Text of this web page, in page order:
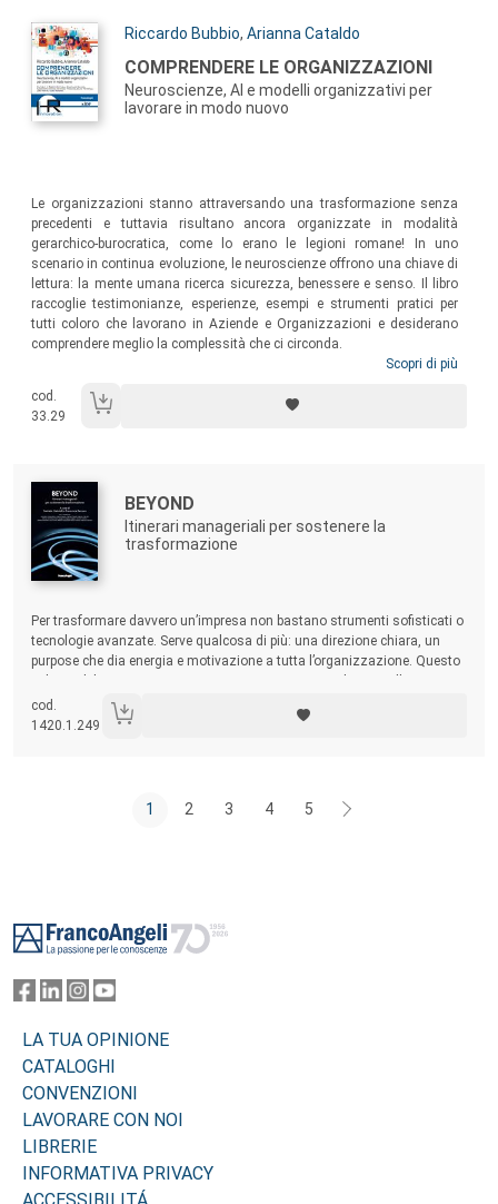
Autori:
Riccardo Bubbio, Arianna Cataldo
Titolo:
COMPRENDERE LE ORGANIZZAZIONI
Neuroscienze, AI e modelli organizzativi per
lavorare in modo nuovo
Le organizzazioni stanno attraversando una trasformazione senza
precedenti e tuttavia risultano ancora organizzate in modalità
gerarchico-burocratica, come lo erano le legioni romane! In uno
scenario in continua evoluzione, le neuroscienze offrono una chiave di
lettura: la mente umana ricerca sicurezza, benessere e senso. Il libro
raccoglie testimonianze, esperienze, esempi e strumenti pratici per
tutti coloro che lavorano in Aziende e Organizzazioni e desiderano
comprendere meglio la complessità che ci circonda.
Scopri di più
cod.
33.29
Autori:
Titolo:
BEYOND
Itinerari manageriali per sostenere la
trasformazione
Per trasformare davvero un’impresa non bastano strumenti sofisticati o
tecnologie avanzate. Serve qualcosa di più: una direzione chiara, un
purpose che dia energia e motivazione a tutta l’organizzazione. Questo
trasformazioni e creare ambienti di apertura, di accoglienza dell’errore,
di sperimentazione, innovazione e contaminazione.
cod.
1420.1.249
1 2 3 4 5
LA TUA OPINIONE
CATALOGHI
CONVENZIONI
LAVORARE CON NOI
LIBRERIE
INFORMATIVA PRIVACY